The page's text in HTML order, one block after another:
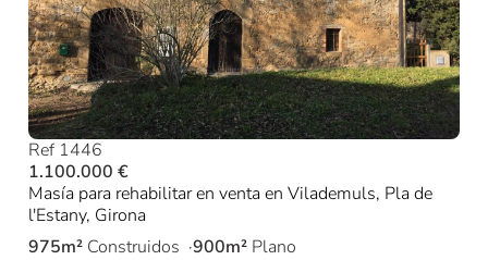
Ref 1446
1.100.000 €
Masía para rehabilitar en venta en Vilademuls, Pla de
l'Estany, Girona
975m² Construidos 900m² Plano